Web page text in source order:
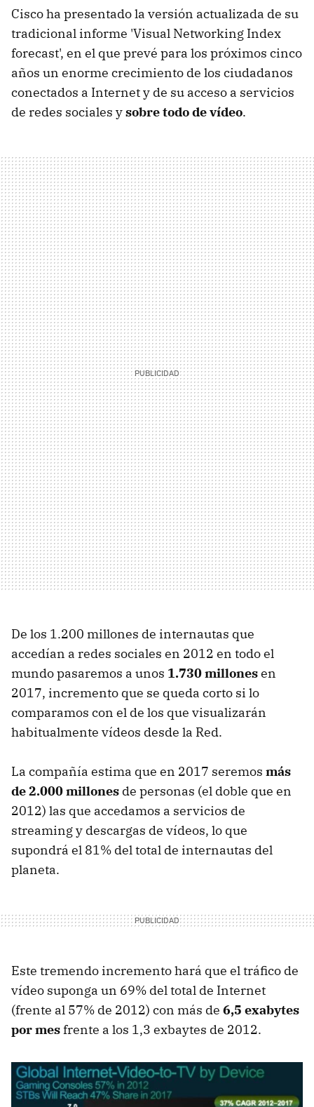
Cisco ha presentado la versión actualizada de su
tradicional informe 'Visual Networking Index
forecast', en el que prevé para los próximos cinco
años un enorme crecimiento de los ciudadanos
conectados a Internet y de su acceso a servicios
de redes sociales ysobre todo de vídeo.
De los 1.200 millones de internautas que
accedían a redes sociales en 2012 en todo el
mundo pasaremos a unos 1.730 millonesen
2017, incremento que se queda corto si lo
comparamos con el de los que visualizarán
habitualmente vídeos desde la Red.
La compañía estima que en 2017 seremos más
de 2.000 millones de personas (el doble que en
2012) las que accedamos a servicios de
streaming y descargas de vídeos, lo que
supondrá el 81% del total de internautas del
planeta.
Este tremendo incremento hará que el tráfico de
vídeo suponga un 69% del total de Internet
(frente al 57% de 2012) con más de 6,5 exabytes
por mesfrente a los 1,3 exbaytes de 2012.